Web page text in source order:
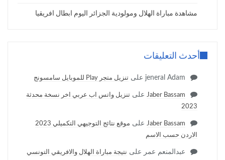
مشاهدة مباراة الهلال ومولودية الجزائر اليوم ابطال افريقيا
أحدث التعليقات
jeneral Adam على تنزيل متجر Play للموبايل سامسونج
Jaber Bassam على تنزيل واتس اب عربي اخر نسخة محدثة
2023
Jaber Bassam على
موقع نتائج التوجيهي التكميلي 2023
الاردن حسب الاسم
عبدالمنعم عمر على نتيجة مباراة الهلال والافريقي التونسي